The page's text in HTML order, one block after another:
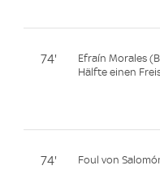
74'
Efraín Morales
Hälfte einen
74' Foul von